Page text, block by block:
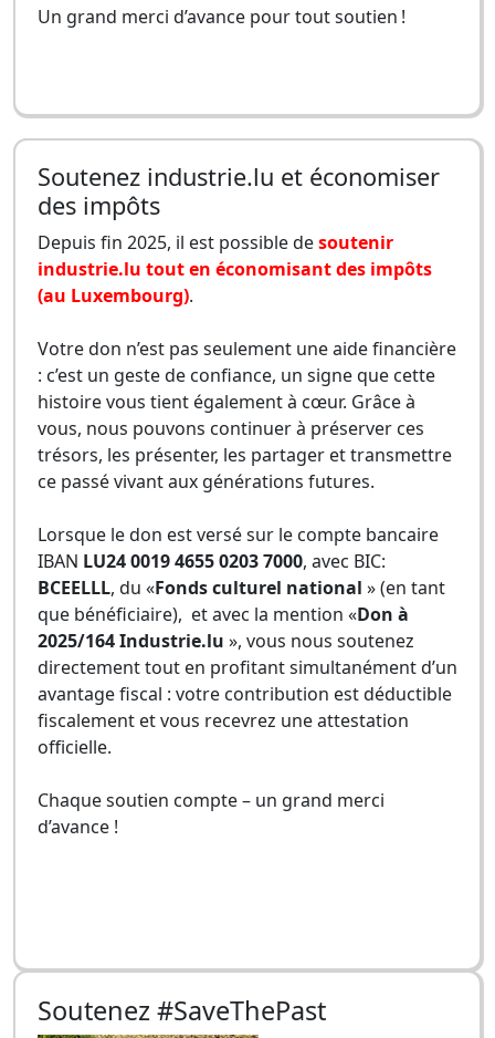
Un grand merci d’avance pour tout soutien !
Soutenez industrie.lu et économiser
des impôts
Depuis fin 2025, il est possible desoutenir
industrie.lu tout en économisant des impôts
(au Luxembourg).
Votre don n’est pas seulement une aide financière
: c’est un geste de confiance, un signe que cette
histoire vous tient également à cœur. Grâce à
vous, nous pouvons continuer à préserver ces
trésors, les présenter, les partager et transmettre
ce passé vivant aux générations futures.
Lorsque le don est versé sur le compte bancaire
IBAN LU24 0019 4655 0203 7000, avec BIC:
BCEELLL, du «Fonds culturel national » (en tant
que bénéficiaire), et avec la mention «Don à
2025/164 Industrie.lu », vous nous soutenez
directement tout en profitant simultanément d’un
avantage fiscal : votre contribution est déductible
fiscalement et vous recevrez une attestation
officielle.
Chaque soutien compte – un grand merci
d’avance !
Soutenez #SaveThePast